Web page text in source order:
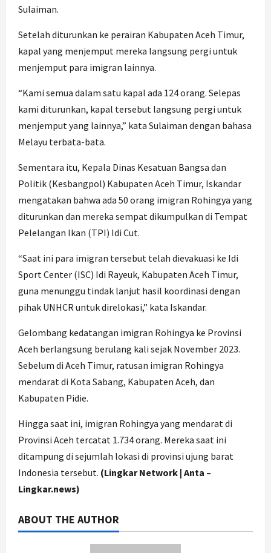
Sulaiman.
Setelah diturunkan ke perairan Kabupaten Aceh Timur,
kapal yang menjemput mereka langsung pergi untuk
menjemput para imigran lainnya.
“Kami semua dalam satu kapal ada 124 orang. Selepas
kami diturunkan, kapal tersebut langsung pergi untuk
menjemput yang lainnya,” kata Sulaiman dengan bahasa
Melayu terbata-bata.
Sementara itu, Kepala Dinas Kesatuan Bangsa dan
Politik (Kesbangpol) Kabupaten Aceh Timur, Iskandar
mengatakan bahwa ada 50 orang imigran Rohingya yang
diturunkan dan mereka sempat dikumpulkan di Tempat
Pelelangan Ikan (TPI) Idi Cut.
“Saat ini para imigran tersebut telah dievakuasi ke Idi
Sport Center (ISC) Idi Rayeuk, Kabupaten Aceh Timur,
guna menunggu tindak lanjut hasil koordinasi dengan
pihak UNHCR untuk direlokasi,” kata Iskandar.
Gelombang kedatangan imigran Rohingya ke Provinsi
Aceh berlangsung berulang kali sejak November 2023.
Sebelum di Aceh Timur, ratusan imigran Rohingya
mendarat di Kota Sabang, Kabupaten Aceh, dan
Kabupaten Pidie.
Hingga saat ini, imigran Rohingya yang mendarat di
Provinsi Aceh tercatat 1.734 orang. Mereka saat ini
ditampung di sejumlah lokasi di provinsi ujung barat
Indonesia tersebut. (Lingkar Network | Anta –
Lingkar.news)
ABOUT THE AUTHOR